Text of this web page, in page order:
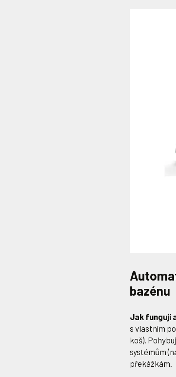
bazénu
Jak fungují
s vlastním
koš).
systémům
překážkám.